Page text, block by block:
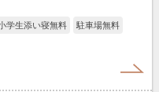
学生添い寝無料
駐車場無料